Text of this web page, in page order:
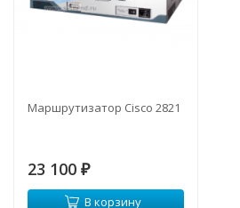
Маршрутизатор Cisco 2821
23 100 ₽
В корзину